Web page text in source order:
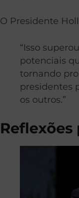
O Presidente
“Isso
potenciais
tornando
presidentes
os outros.”
Reflexões